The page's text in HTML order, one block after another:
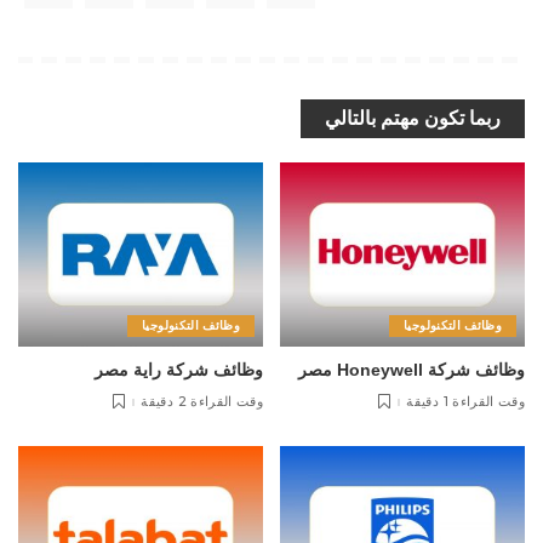
ربما تكون مهتم بالتالي
وظائف التكنولوجيا
وظائف شركة Honeywell مصر
وقت القراءة 1 دقيقة
وظائف التكنولوجيا
وظائف شركة راية مصر
وقت القراءة 2 دقيقة